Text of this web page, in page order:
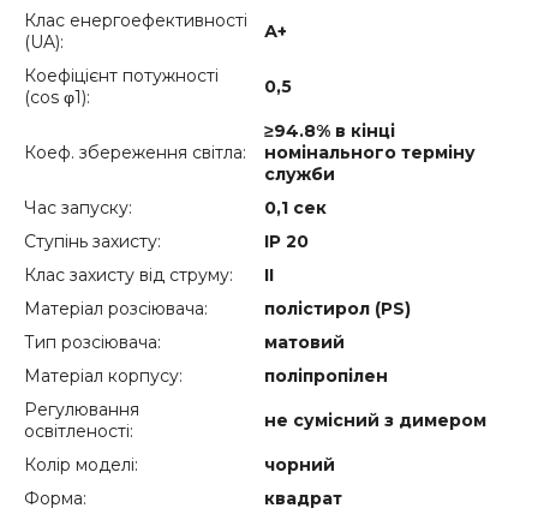
Клас енергоефективності
(UA):
А+
Коефіцієнт потужності
(cos φ1):
0,5
Коеф. збереження світла:
≥94.8% в кінці
номінального терміну
служби
Час запуску:
0,1 сек
Ступінь захисту:
IP 20
Клас захисту від струму:
ІІ
Матеріал розсіювача:
полістирол (PS)
Тип розсіювача:
матовий
Матеріал корпусу:
поліпропілен
Регулювання
освітленості:
не сумісний з димером
Колір моделі:
чорний
Форма:
квадрат